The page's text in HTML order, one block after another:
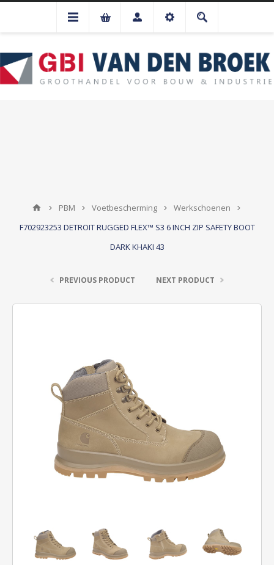
PBM Voetbescherming
Werkschoenen
F702923253 DETROIT RUGGED FLEX™ S3 6 INCH ZIP SAFETY BOOT
DARK KHAKI 43
PREVIOUS PRODUCT NEXT PRODUCT